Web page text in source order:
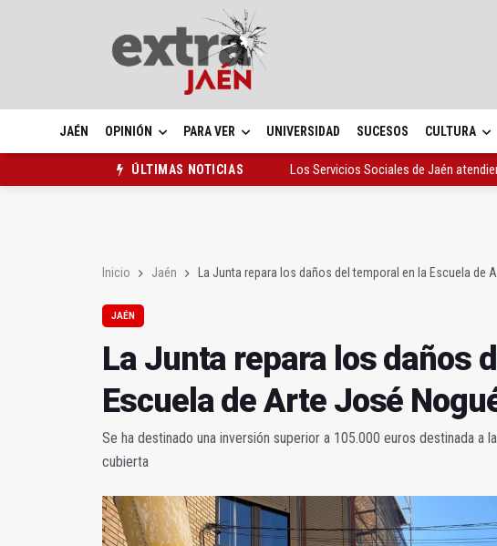
JAÉN OPINIÓN PARA VER UNIVERSIDAD SUCESOS CULTURA
ÚLTIMAS NOTICIAS
La investigación en Peal de Becerro
Inicio Jaén La Junta repara los daños del temporal en la Escuela de
JAÉN
La Junta repara los daños
Escuela de Arte José
Se ha destinado una inversión superior a 105.000 euros destinada a
cubierta